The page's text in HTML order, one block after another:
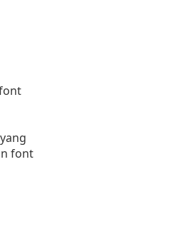
font